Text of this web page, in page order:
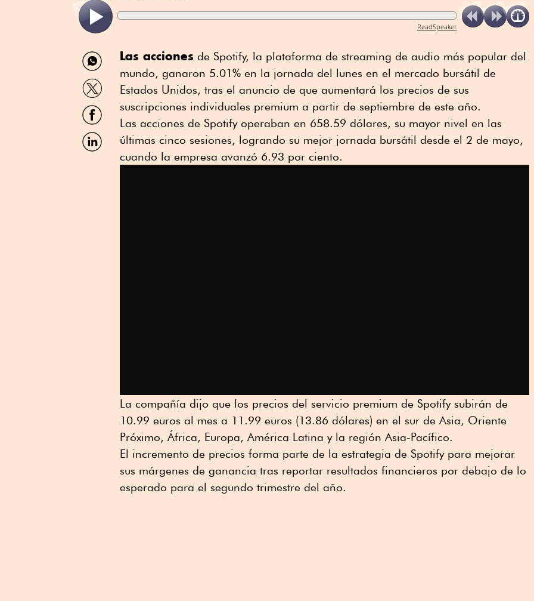
ReadSpeaker
Compartir
por
WhatsApp
Compartir
por
Twitter
Compartir
por
Facebook
Compartir
por
Las acciones de Spotify, la plataforma de streaming de audio más popular del
mundo, ganaron 5.01% en la jornada del lunes en el mercado bursátil de
Estados Unidos, tras el anuncio de que aumentará los precios de sus
suscripciones individuales premium a partir de septiembre de este año.
Las acciones de Spotify operaban en 658.59 dólares, su mayor nivel en las
últimas cinco sesiones, logrando su mejor jornada bursátil desde el 2 de mayo,
cuando la empresa avanzó 6.93 por ciento.
La compañía dijo que los precios del servicio premium de Spotify subirán de
10.99 euros al mes a 11.99 euros (13.86 dólares) en el sur de Asia, Oriente
Próximo, África, Europa, América Latina y la región Asia-Pacífico.
El incremento de precios forma parte de la estrategia de Spotify para mejorar
sus márgenes de ganancia tras reportar resultados financieros por debajo de lo
esperado para el segundo trimestre del año.